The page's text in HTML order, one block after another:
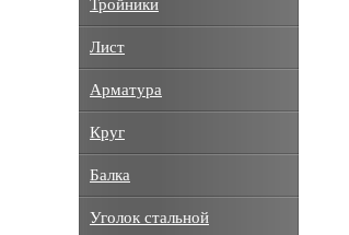
Тройники
Лист
Арматура
Круг
Балка
Уголок стальной